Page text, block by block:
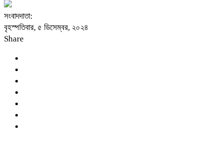
সংবাদদাতা:
বৃহস্পতিবার, ৫ ডিসেম্বর, ২০২৪
Share